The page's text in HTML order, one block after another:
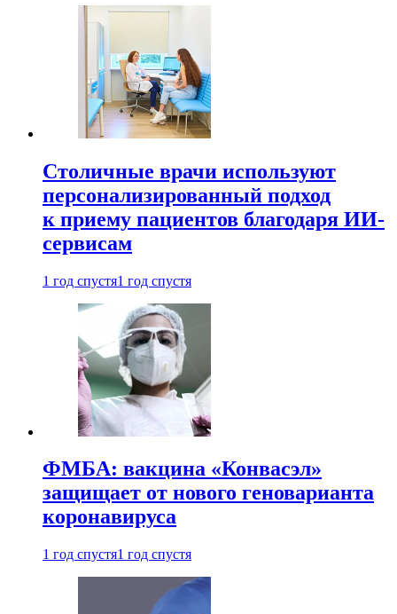
Столичные врачи используют
персонализированный подход
к приему пациентов благодаря ИИ-
сервисам
1 год спустя1 год спустя
ФМБА: вакцина «Конвасэл»
защищает от нового геноварианта
коронавируса
1 год спустя1 год спустя